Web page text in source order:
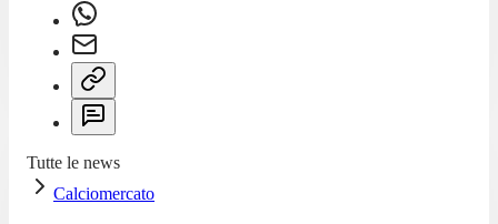
Tutte le news
Calciomercato